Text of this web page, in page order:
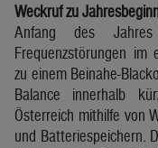
Weckruf zu
Anfang des
Frequenzstörungen im
zu einem Beinahe-
Balance innerhalb
Österreich mithilfe von
und Batteriespeichern.